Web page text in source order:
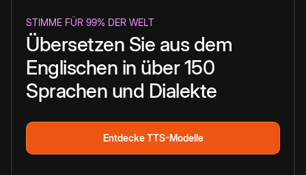
STIMME FÜR 99% DER WELT
Übersetzen Sie aus dem
Englischen in über 150
Sprachen und Dialekte
Entdecke TTS-Modelle